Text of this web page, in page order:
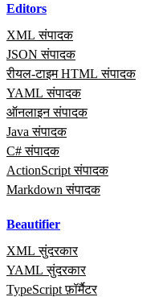
Editors
XML संपादक
JSON संपादक
रीयल‑टाइम HTML संपादक
YAML संपादक
ऑनलाइन संपादक
Java संपादक
C# संपादक
ActionScript संपादक
Markdown संपादक
Beautifier
XML सुंदरकार
YAML सुंदरकार
TypeScript फ़ॉर्मैटर